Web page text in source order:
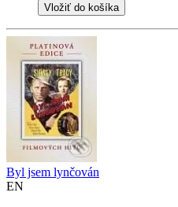
Vložiť do košíka
Byl jsem lynčován
EN